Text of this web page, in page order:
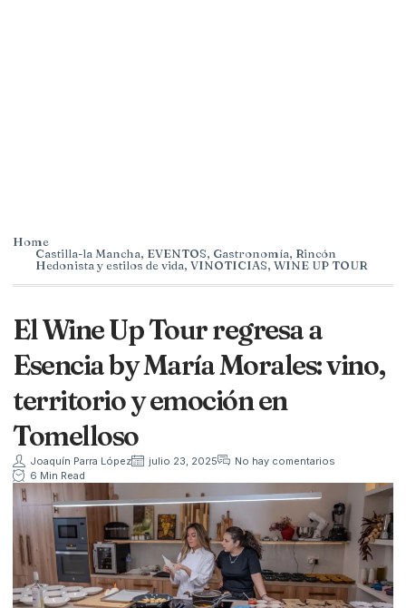
Home
Castilla-la Mancha, EVENTOS, Gastronomía, Rincón
Hedonista y estilos de vida, VINOTICIAS, WINE UP TOUR
El Wine Up Tour regresa a
Esencia by María Morales: vino,
territorio y emoción en
Tomelloso
Joaquín Parra López julio 23, 2025
No hay comentarios
6 Min Read